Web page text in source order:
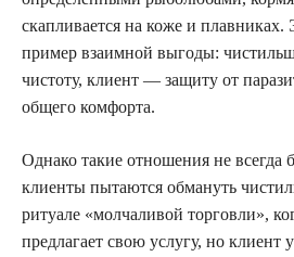
скапливается на коже и
пример взаимной выгоды:
чистоту, клиент — защиту от
общего комфорта.
Однако такие отношения не всегда
клиенты пытаются обмануть
ритуале «молчаливой торговли»,
предлагает свою услугу, но клиент